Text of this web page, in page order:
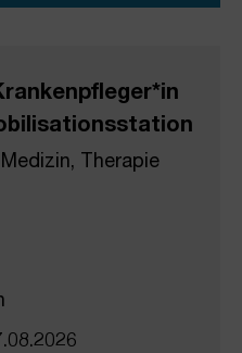
Therapie